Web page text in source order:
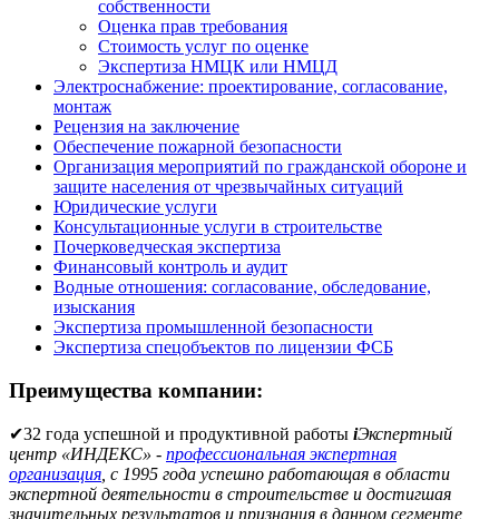
собственности
Оценка прав требования
Стоимость услуг по оценке
Экспертиза НМЦК или НМЦД
Электроснабжение: проектирование, согласование,
монтаж
Рецензия на заключение
Обеспечение пожарной безопасности
Организация мероприятий по гражданской обороне и
защите населения от чрезвычайных ситуаций
Юридические услуги
Консультационные услуги в строительстве
Почерковедческая экспертиза
Финансовый контроль и аудит
Водные отношения: согласование, обследование,
изыскания
Экспертиза промышленной безопасности
Экспертиза спецобъектов по лицензии ФСБ
Преимущества компании:
✔32 года успешной и продуктивной работы iЭкспертный
центр «ИНДЕКС» - профессиональная экспертная
организация, с 1995 года успешно работающая в области
экспертной деятельности в строительстве и достигшая
значительных результатов и признания в данном сегменте